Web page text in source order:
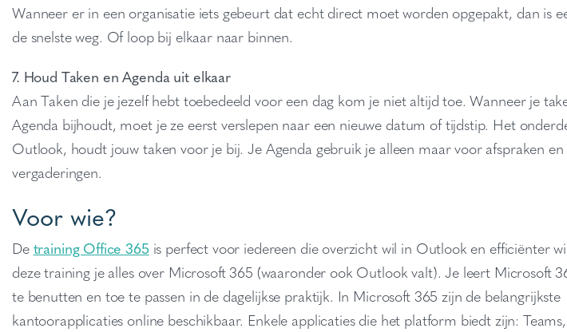
Wanneer er in een organisatie iets gebeurt dat echt direct moet worden opgepakt, dan is
de snelste weg. Of loop bij elkaar naar binnen.
7. Houd Taken en Agenda uit elkaar
Aan Taken die je jezelf hebt toebedeeld voor een dag kom je niet altijd toe. Wanneer je
Agenda bijhoudt, moet je ze eerst verslepen naar een nieuwe datum of tijdstip. Het
Outlook, houdt jouw taken voor je bij. Je Agenda gebruik je alleen maar voor afspraken en
vergaderingen.
Voor wie?
Detraining Office 365is perfect voor iedereen die overzicht wil in Outlook en efficiënter
deze training je alles over Microsoft 365 (waaronder ook Outlook valt). Je leert Microsoft
te benutten en toe te passen in de dagelijkse praktijk. In Microsoft 365 zijn de belangrijkste
kantoorapplicaties online beschikbaar. Enkele applicaties die het platform biedt zijn: